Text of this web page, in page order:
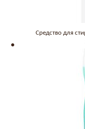
Средство для